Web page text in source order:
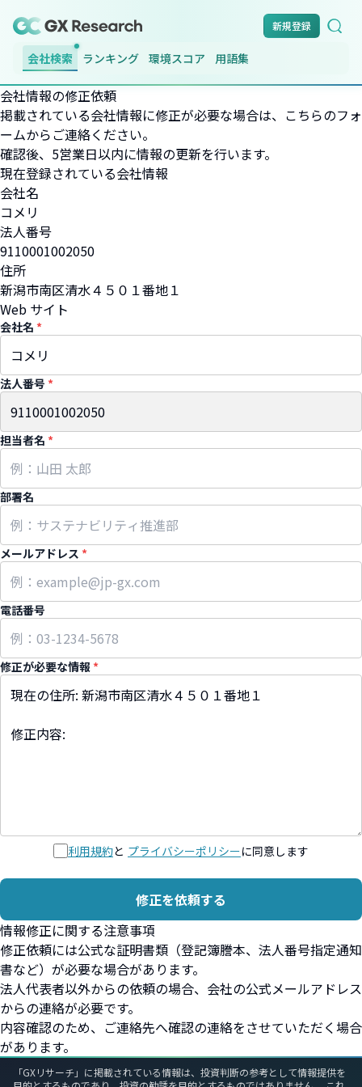
新規登録
会社検索 ランキング 環境スコア 用語集
会社情報の修正依頼
掲載されている会社情報に修正が必要な場合は、こちらのフォ
ームからご連絡ください。
確認後、5営業日以内に情報の更新を行います。
現在登録されている会社情報
会社名
コメリ
法人番号
9110001002050
住所
新潟市南区清水４５０１番地１
Web サイト
会社名 *
法人番号 *
担当者名 *
部署名
メールアドレス *
電話番号
修正が必要な情報 *
利用規約と プライバシーポリシーに同意します
修正を依頼する
情報修正に関する注意事項
修正依頼には公式な証明書類（登記簿謄本、法人番号指定通知
書など）が必要な場合があります。
法人代表者以外からの依頼の場合、会社の公式メールアドレス
からの連絡が必要です。
内容確認のため、ご連絡先へ確認の連絡をさせていただく場合
があります。
「GXリサーチ」に掲載されている情報は、投資判断の参考として情報提供を